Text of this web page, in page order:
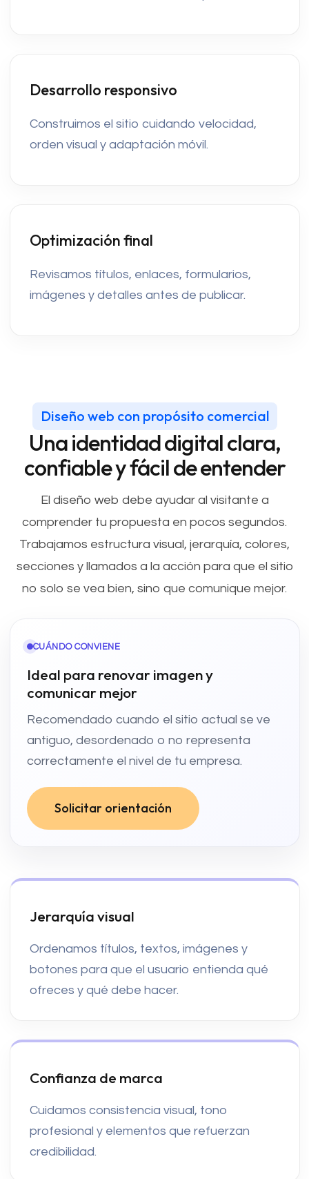
Desarrollo responsivo
Construimos el sitio cuidando velocidad,
orden visual y adaptación móvil.
Optimización final
Revisamos títulos, enlaces, formularios,
imágenes y detalles antes de publicar.
Diseño web con propósito comercial
Una identidad digital clara,
confiable y fácil de entender
El diseño web debe ayudar al visitante a
comprender tu propuesta en pocos segundos.
Trabajamos estructura visual, jerarquía, colores,
secciones y llamados a la acción para que el sitio
no solo se vea bien, sino que comunique mejor.
CUÁNDO CONVIENE
Ideal para renovar imagen y
comunicar mejor
Recomendado cuando el sitio actual se ve
antiguo, desordenado o no representa
correctamente el nivel de tu empresa.
Solicitar orientación
Jerarquía visual
Ordenamos títulos, textos, imágenes y
botones para que el usuario entienda qué
ofreces y qué debe hacer.
Confianza de marca
Cuidamos consistencia visual, tono
profesional y elementos que refuerzan
credibilidad.